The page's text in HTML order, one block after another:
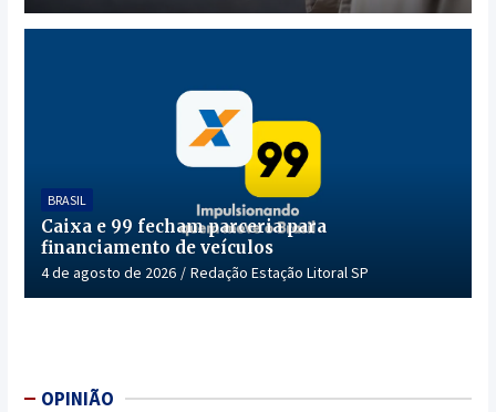
BRASIL
Caixa e 99 fecham parceria para
financiamento de veículos
4 de agosto de 2026 Redação Estação Litoral SP
OPINIÃO